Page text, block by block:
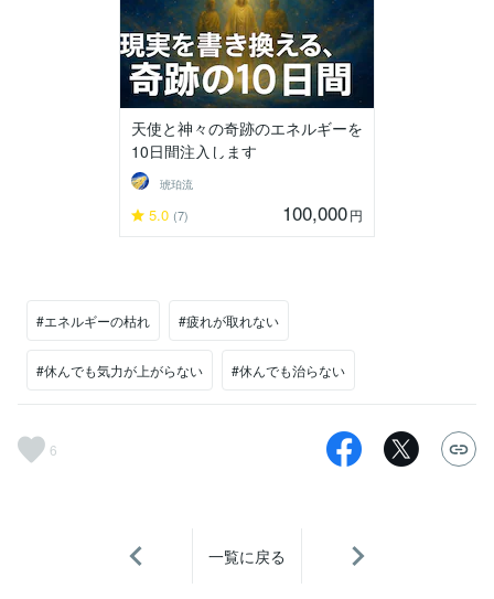
天使と神々の奇跡のエネルギーを
10日間注入します
琥珀流
5.0 (7) 100,000円
#エネルギーの枯れ #疲れが取れない
#休んでも気力が上がらない #休んでも治らない
6
一覧に戻る